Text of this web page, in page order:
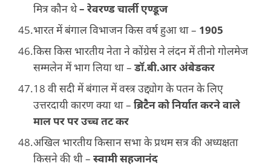
मित्र कौन थे– रेवरण्ड चार्ली एण्डूज
भारत में बंगाल विभाजन किस वर्ष हुआ था – 1905
किस किस भारतीय नेता ने कोंग्रेस ने लंदन में तीनो गोलमेज
सम्मलेन में भाग लिया था – डॉ.बी.आर अंबेडकर
18 वी सदी में बंगाल में वस्त्र उद्द्योग के पतन के लिए
उत्तरदायी कारण क्या था – ब्रिटैन को निर्यात करने वाले
माल पर पर उच्च तट कर
अखिल भारतीय किसान सभा के प्रथम सत्र की अध्यक्षता
किसने की थी – स्वामी सहजानंद